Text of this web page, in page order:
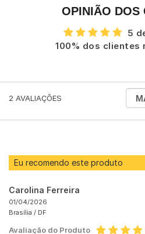
OPINIÃO DOS
5
100% dos clientes
2 AVALIAÇÕES
Eu recomendo este produto
Carolina Ferreira
01/04/2026
Brasília / DF
Avaliação do Produto